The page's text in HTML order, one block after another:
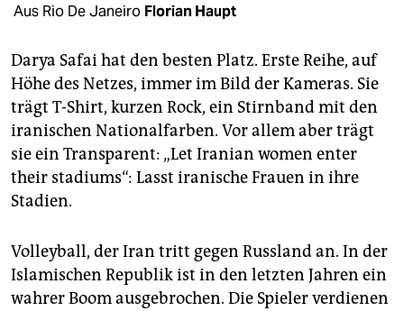
shop
fragen & hilfe
unterstützen
abo
genossenschaft
epaper login
Aus Rio De Janeiro Florian Haupt
Darya Safai hat den besten Platz. Erste Reihe, auf
Höhe des Netzes, immer im Bild der Kameras. Sie
trägt T-Shirt, kurzen Rock, ein Stirnband mit den
iranischen Nationalfarben. Vor allem aber trägt
sie ein Transparent: „Let Iranian women enter
their stadiums“: Lasst iranische Frauen in ihre
Stadien.
Volleyball, der Iran tritt gegen Russland an. In der
Islamischen Republik ist in den letzten Jahren ein
wahrer Boom ausgebrochen. Die Spieler verdienen